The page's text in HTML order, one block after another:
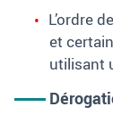
L’ordre
et
utilisant